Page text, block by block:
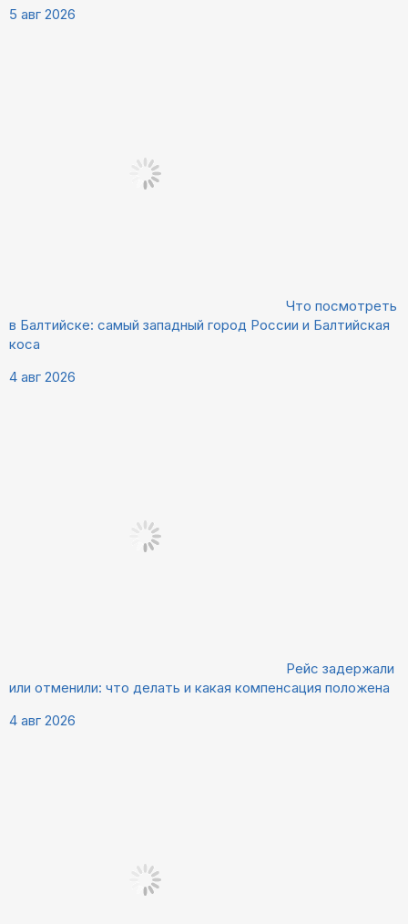
5 авг 2026
Что посмотреть
в Балтийске: самый западный город России и Балтийская
коса
4 авг 2026
Рейс задержали
или отменили: что делать и какая компенсация положена
4 авг 2026